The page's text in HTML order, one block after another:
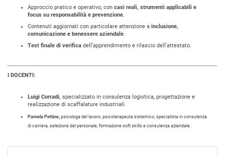
Approccio pratico e operativo, con casi reali, strumenti applicabili e
focus su responsabilità e prevenzione.
Contenuti aggiornati con particolare attenzione a inclusione,
comunicazione e benessere aziendale.
Test finale di verifica dell’apprendimento e rilascio dell’attestato.
I DOCENTI:
Luigi Corradi, specializzato in consulenza logistica, progettazione e
realizzazione di scaffalature industriali.
Pamela Pettine, psicologa del lavoro, psicoterapeuta sistemico, specialista in consulenza
di carriera, selezione del personale, formazione soft skills e consulenza aziendale.